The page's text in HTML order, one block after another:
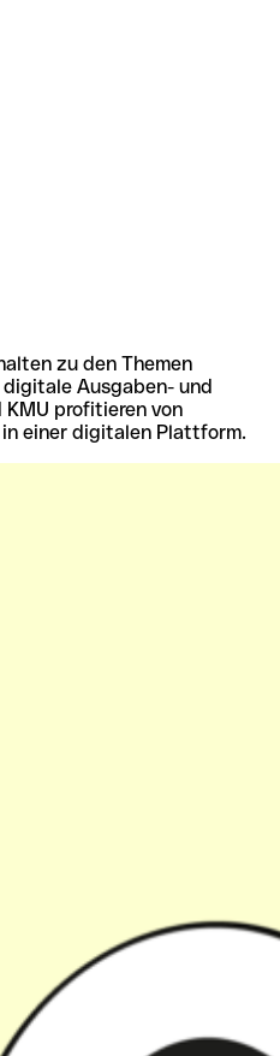
zu den Themen
Ausgaben- und
profitieren von
einer digitalen Plattform.